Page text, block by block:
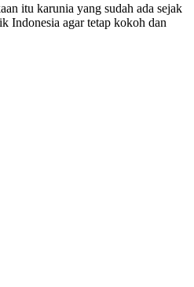
itu karunia yang sudah ada sejak
Indonesia agar tetap kokoh dan